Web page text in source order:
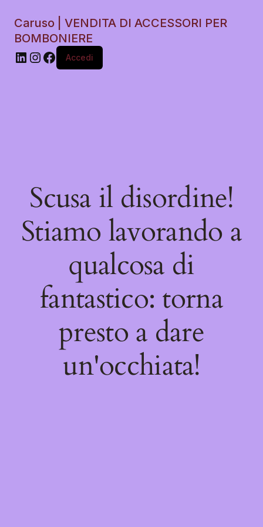
Caruso | VENDITA DI ACCESSORI PER
BOMBONIERE
Accedi
Scusa il disordine!
Stiamo lavorando a
qualcosa di
fantastico: torna
presto a dare
un'occhiata!